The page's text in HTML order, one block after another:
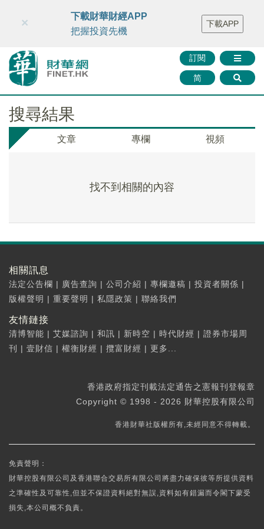
財華智庫網 FINTV FINMETA 財華證券 媒體矩陣
智庫沙龍
聯絡我們
訂閱
简
×
下載財華財經APP
把握投資先機
下載APP
搜尋結果
文章 專欄 視頻
找不到相關的內容
相關訊息
法定公告欄 | 廣告查詢 | 公司介紹 | 專欄邀稿 | 投資者關係 |
版權聲明 | 重要聲明 | 私隱政策 | 聯絡我們
友情鏈接
清博智能 | 艾媒諮詢 | 和訊 | 新時空 | 時代財經 | 證券市場周
刊
| 壹財信 | 權衡財經 | 攬富財經 | 更多...
香港政府指定刊載法定通告之憲報刊登報章
Copyright © 1998 - 2026 財華控股有限公司
香港財華社版權所有,未經同意不得轉載。
免責聲明：
財華控股有限公司及香港聯合交易所有限公司將盡力確保彼等所提供資料
之準確性及可靠性,但並不保證資料絕對無誤,資料如有錯漏而令閣下蒙受
損失,本公司概不負責。